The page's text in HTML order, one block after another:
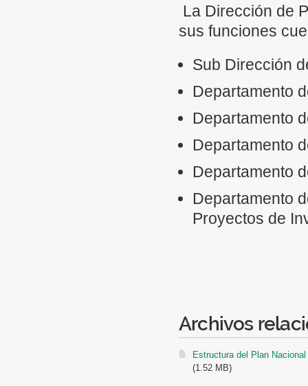
uso de las tecnologías.
Establecer los Registros
nivel nacional.
Participar en las
La Dirección de
sus funciones
Sub Dirección
Departamento
Departamento
Departamento
Departamento
Departamento
Proyectos de
Archivos
Estructura del Plan
(1.52 MB)